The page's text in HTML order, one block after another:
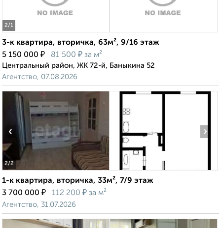
2/1
3-к квартира, вторичка, 63м², 9/16 этаж
5 150 000 ₽ 81 500 ₽ за м²
Центральный район, ЖК 72-й, Баныкина 52
Агентство, 07.08.2026
2/2
‹ ›
1-к квартира, вторичка, 33м², 7/9 этаж
3 700 000 ₽ 112 200 ₽ за м²
Агентство, 31.07.2026